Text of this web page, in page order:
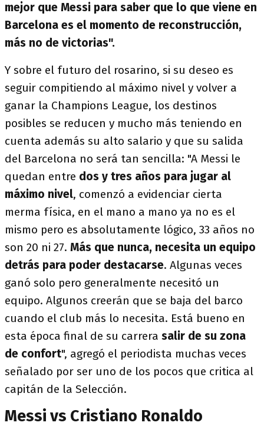
mejor que Messi para saber que lo que viene en
Barcelona es el momento de reconstrucción,
más no de victorias".
Y sobre el futuro del rosarino, si su deseo es
seguir compitiendo al máximo nivel y volver a
ganar la Champions League, los destinos
posibles se reducen y mucho más teniendo en
cuenta además su alto salario y que su salida
del Barcelona no será tan sencilla: "A Messi le
quedan entre dos y tres años para jugar al
máximo nivel, comenzó a evidenciar cierta
merma física, en el mano a mano ya no es el
mismo pero es absolutamente lógico, 33 años no
son 20 ni 27. Más que nunca, necesita un equipo
detrás para poder destacarse. Algunas veces
ganó solo pero generalmente necesitó un
equipo. Algunos creerán que se baja del barco
cuando el club más lo necesita. Está bueno en
esta época final de su carrera salir de su zona
de confort", agregó el periodista muchas veces
señalado por ser uno de los pocos que critica al
capitán de la Selección.
Messi vs Cristiano Ronaldo